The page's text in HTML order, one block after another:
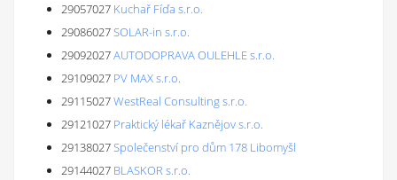
29057027 Kuchař Fíďa s.r.o.
29086027SOLAR-in s.r.o.
29092027AUTODOPRAVA OULEHLE s.r.o.
29109027 PV MAX s.r.o.
29115027WestReal Consulting s.r.o.
29121027 Praktický lékař Kaznějov s.r.o.
29138027Společenství pro dům 178 Libomyšl
29144027 BLASKOR s.r.o.